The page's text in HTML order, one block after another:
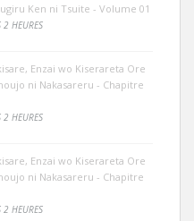
Ken ni Tsuite - Volume 01
2 HEURES
Enzai wo Kiserareta Ore
ni Nakasareru - Chapitre
2 HEURES
Enzai wo Kiserareta Ore
ni Nakasareru - Chapitre
2 HEURES